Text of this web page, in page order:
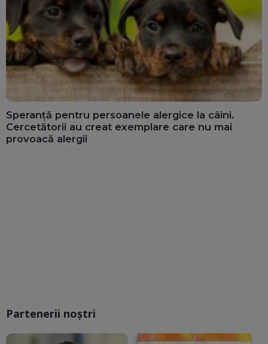
Speranță pentru persoanele alergice la câini.
Cercetătorii au creat exemplare care nu mai
provoacă alergii
Partenerii noștri